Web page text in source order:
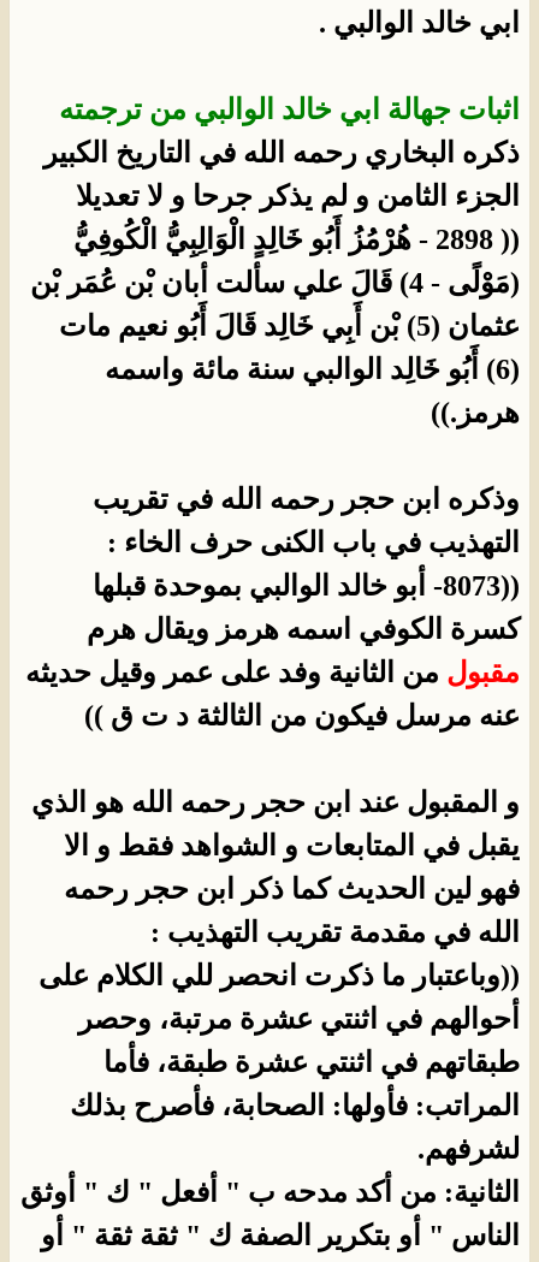
ابي خالد الوالبي .
اثبات جهالة ابي خالد الوالبي من ترجمته
ذكره البخاري رحمه الله في التاريخ الكبير
الجزء الثامن و لم يذكر جرحا و لا تعديلا
(( 2898 - هُرْمُزُ أَبُو خَالِدٍ الْوَالِبِيُّ الْكُوفِيُّ
(مَوْلًى - 4) قَالَ علي سألت أبان بْن عُمَر بْن
عثمان (5) بْن أَبِي خَالِد قَالَ أَبُو نعيم مات
(6) أَبُو خَالِد الوالبي سنة مائة واسمه
هرمز.))
وذكره ابن حجر رحمه الله في تقريب
التهذيب في باب الكنى حرف الخاء :
((8073- أبو خالد الوالبي بموحدة قبلها
كسرة الكوفي اسمه هرمز ويقال هرم
مقبول من الثانية وفد على عمر وقيل حديثه
عنه مرسل فيكون من الثالثة د ت ق ))
و المقبول عند ابن حجر رحمه الله هو الذي
يقبل في المتابعات و الشواهد فقط و الا
فهو لين الحديث كما ذكر ابن حجر رحمه
الله في مقدمة تقريب التهذيب :
((وباعتبار ما ذكرت انحصر للي الكلام على
أحوالهم في اثنتي عشرة مرتبة، وحصر
طبقاتهم في اثنتي عشرة طبقة، فأما
المراتب: فأولها: الصحابة، فأصرح بذلك
لشرفهم.
الثانية: من أكد مدحه ب " أفعل " ك " أوثق
الناس " أو بتكرير الصفة ك " ثقة ثقة " أو